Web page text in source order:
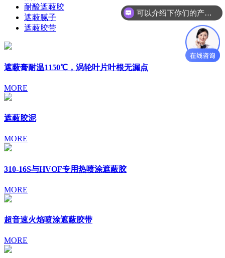
耐酸遮蔽胶
遮蔽腻子
遮蔽胶带
遮蔽膏耐温1150℃，涡轮叶片叶根无漏点
MORE
遮蔽胶泥
MORE
310-16S与HVOF专用热喷涂遮蔽胶
MORE
超音速火焰喷涂遮蔽胶带
MORE
可以介绍下你们的产品么？
如何购买产品？